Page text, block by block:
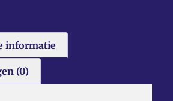
informatie
(0)